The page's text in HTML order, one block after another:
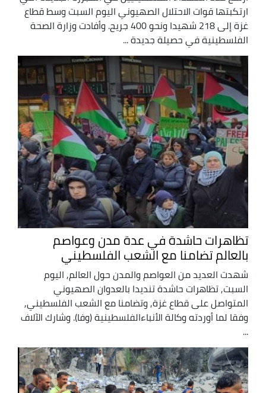
ارتكبتها قوات الاحتلال الصهيوني اليوم السبت وسط قطاع
غزة إلى 218 شهيدا ونحو 400 جريح. وأفادت وزارة الصحة
الفلسطينية في حصيلة جديدة ...
تظاهرات حاشدة في عدة مدن وعواصم
بالعالم تضامنا مع الشعب الفلسطيني
شهدت العديد من العواصم والمدن حول العالم, اليوم
السبت, تظاهرات حاشدة تنديدا بالعدوان الصهيوني
المتواصل على قطاع غزة, وتضامنا مع الشعب الفلسطيني,
وفقا لما أوردته وكالة الأنباءالفلسطينية (وفا). وشارك الآلاف